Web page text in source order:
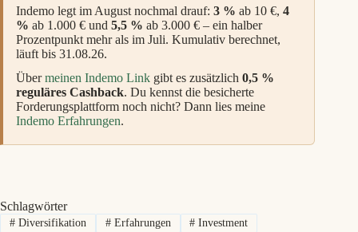
Indemo legt im August nochmal drauf: 3 % ab 10 €, 4
% ab 1.000 € und 5,5 % ab 3.000 € – ein halber
Prozentpunkt mehr als im Juli. Kumulativ berechnet,
läuft bis 31.08.26.
Übermeinen Indemo Link gibt es zusätzlich 0,5 %
reguläres Cashback. Du kennst die besicherte
Forderungsplattform noch nicht? Dann lies meine
Indemo Erfahrungen.
Schlagwörter
#Diversifikation #Erfahrungen # Investment